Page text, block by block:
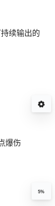
续输出的
爆伤
5%